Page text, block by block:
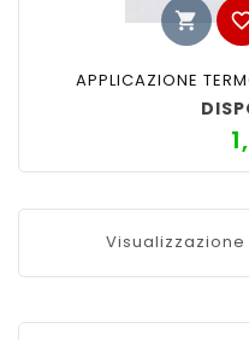
shopping_cart
APPLICAZIONE